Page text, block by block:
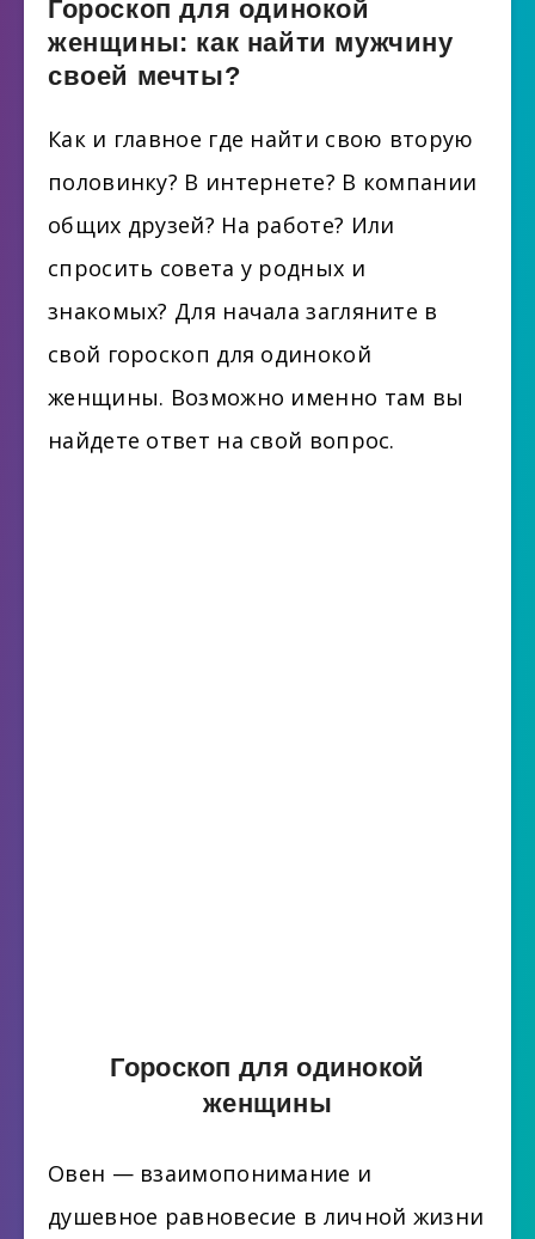
Гороскоп для одинокой
женщины: как найти мужчину
своей мечты?
Как и главное где найти свою вторую
половинку? В интернете? В компании
общих друзей? На работе? Или
спросить совета у родных и
знакомых? Для начала загляните в
свой гороскоп для одинокой
женщины. Возможно именно там вы
найдете ответ на свой вопрос.
Гороскоп для одинокой
женщины
Овен — взаимопонимание и
душевное равновесие в личной жизни